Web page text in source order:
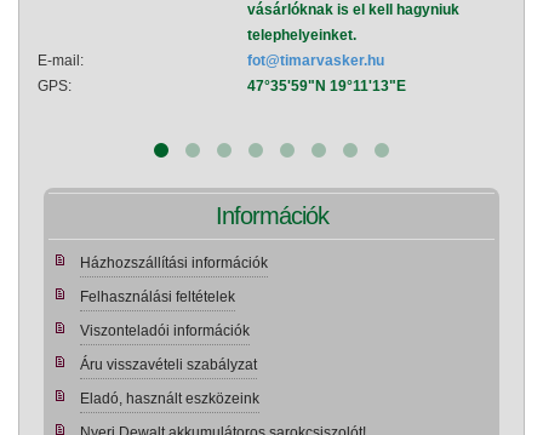
vásárlóknak is el kell hagyniuk
telephelyeinket.
E-mail:
fot@timarvasker.hu
GPS:
47°35'59"N 19°11'13"E
Információk
Házhozszállítási információk
Felhasználási feltételek
Viszonteladói információk
Áru visszavételi szabályzat
Eladó, használt eszközeink